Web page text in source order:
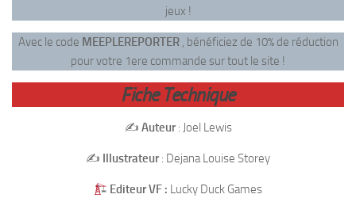
jeux !
Avec le code MEEPLEREPORTER, bénéficiez de 10% de réduction
pour votre 1ere commande sur tout le site !
Fiche Technique
✍️ Auteur: Joel Lewis
✍️ Illustrateur: Dejana Louise Storey
Editeur VF : Lucky Duck Games